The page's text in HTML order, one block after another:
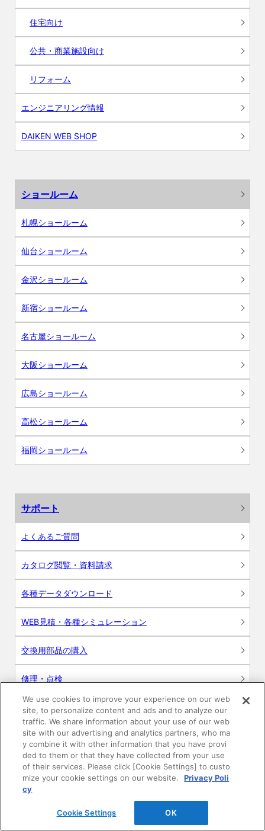
住宅向け
公共・商業施設向け
リフォーム
エンジニアリング情報
DAIKEN WEB SHOP
ショールーム
札幌ショールーム
仙台ショールーム
金沢ショールーム
新宿ショールーム
名古屋ショールーム
大阪ショールーム
広島ショールーム
高松ショールーム
福岡ショールーム
サポート
よくあるご質問
カタログ閲覧・資料請求
各種データダウンロード
WEB見積・各種シミュレーション
交換用部品の購入
修理・点検
お問い合わせ
ログイン
建築・設計関係者様向けサイト
ユーザー登録サービス
WEB見積システム
We use cookies to improve your experience on our web
site, to personalize content and ads and to analyze our
traffic. We share information about your use of our web
site with our advertising and analytics partners, who ma
y combine it with other information that you have provi
ded to them or that they have collected from your use
of their services. Please click [Cookie Settings] to custo
mize your cookie settings on our website.
Privacy Poli
cy
Cookie Settings OK